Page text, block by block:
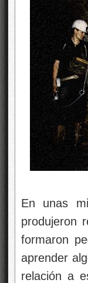
En unas
produjeron
formaron
aprender
relación a